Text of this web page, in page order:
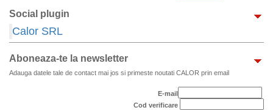
Social plugin
Calor SRL
Aboneaza-te la newsletter
Adauga datele tale de contact mai jos si primeste noutati CALOR prin email
E-mail
Cod verificare